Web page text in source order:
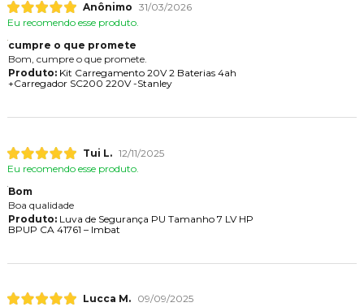
Anônimo 31/03/2026
Eu recomendo esse produto.
cumpre o que promete
Bom, cumpre o que promete.
Produto:Kit Carregamento 20V 2 Baterias 4ah
+Carregador SC200 220V -Stanley
Tui L. 12/11/2025
Eu recomendo esse produto.
Bom
Boa qualidade
Produto:Luva de Segurança PU Tamanho 7 LV HP
BPUP CA 41761 – Imbat
Lucca M.
09/09/2025